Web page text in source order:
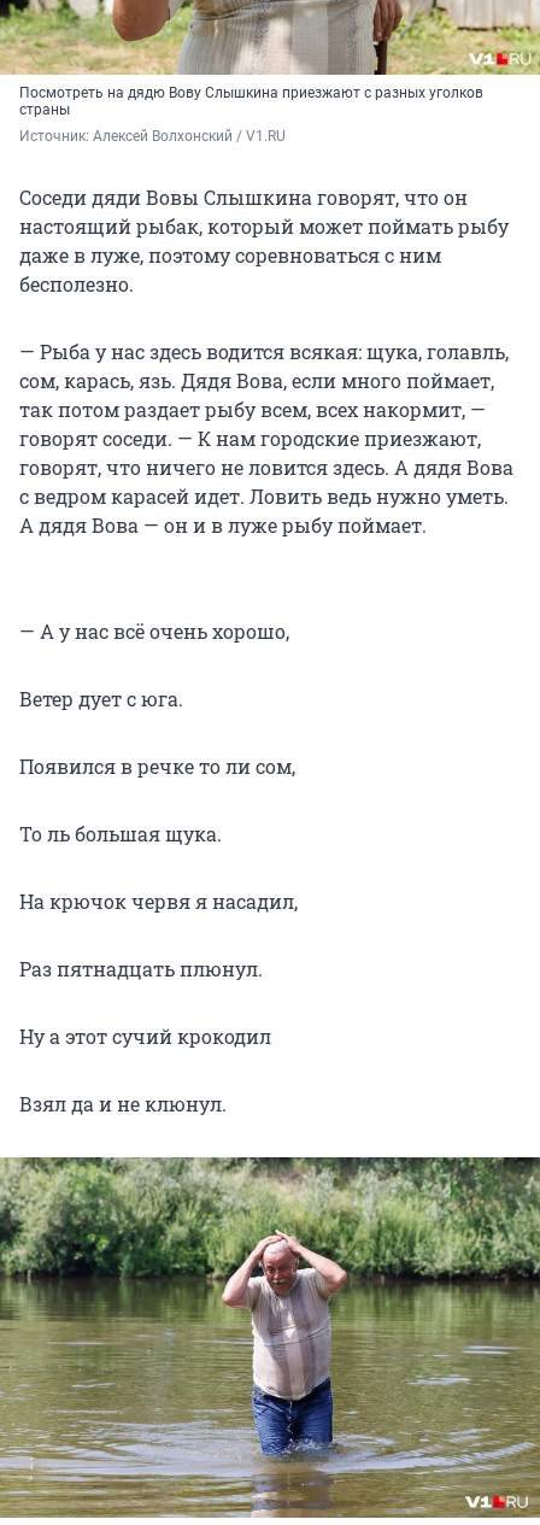
Посмотреть на дядю Вову Слышкина приезжают с разных уголков
страны
Источник: Алексей Волхонский / V1.RU
Соседи дяди Вовы Слышкина говорят, что он
настоящий рыбак, который может поймать рыбу
даже в луже, поэтому соревноваться с ним
бесполезно.
— Рыба у нас здесь водится всякая: щука, голавль,
сом, карась, язь. Дядя Вова, если много поймает,
так потом раздает рыбу всем, всех накормит, —
говорят соседи. — К нам городские приезжают,
говорят, что ничего не ловится здесь. А дядя Вова
с ведром карасей идет. Ловить ведь нужно уметь.
А дядя Вова — он и в луже рыбу поймает.
— А у нас всё очень хорошо,
Ветер дует с юга.
Появился в речке то ли сом,
То ль большая щука.
На крючок червя я насадил,
Раз пятнадцать плюнул.
Ну а этот сучий крокодил
Взял да и не клюнул.